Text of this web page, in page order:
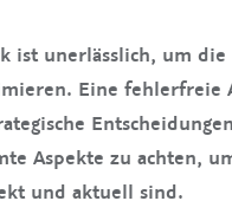
ist unerlässlich, um
Eine fehlerfreie
Aspekte zu achten,
und aktuell sind.